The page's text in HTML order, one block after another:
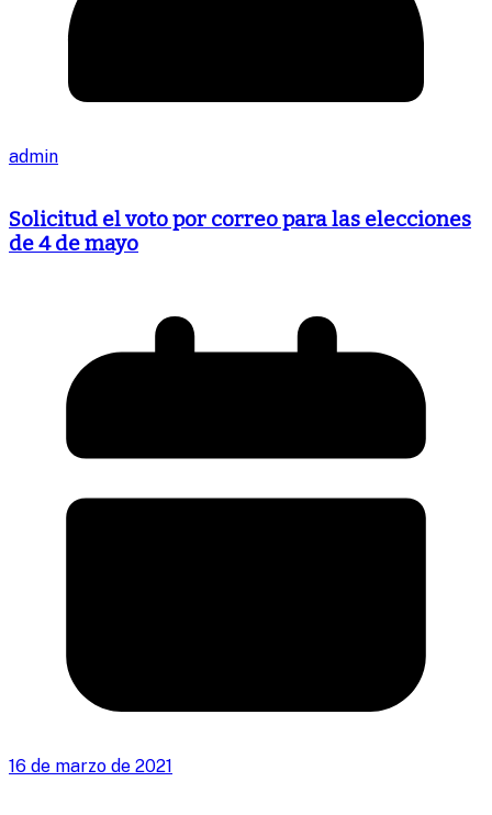
admin
Solicitud el voto por correo para las elecciones
de 4 de mayo
16 de marzo de 2021